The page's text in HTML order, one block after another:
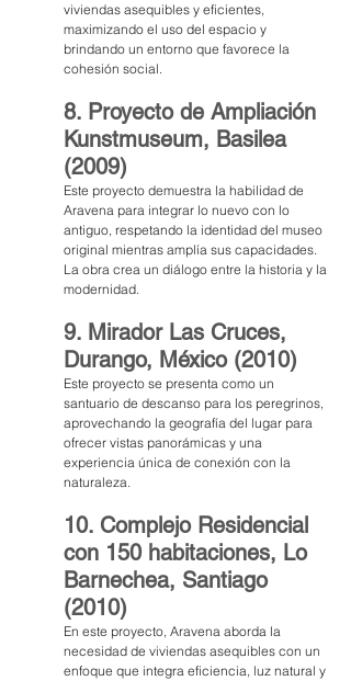
viviendas asequibles y eficientes,
maximizando el uso del espacio y
brindando un entorno que favorece la
cohesión social.
8. Proyecto de Ampliación
Kunstmuseum, Basilea
(2009)
Este proyecto demuestra la habilidad de
Aravena para integrar lo nuevo con lo
antiguo, respetando la identidad del museo
original mientras amplía sus capacidades.
La obra crea un diálogo entre la historia y la
modernidad.
9. Mirador Las Cruces,
Durango, México (2010)
Este proyecto se presenta como un
santuario de descanso para los peregrinos,
aprovechando la geografía del lugar para
ofrecer vistas panorámicas y una
experiencia única de conexión con la
naturaleza.
10. Complejo Residencial
con 150 habitaciones, Lo
Barnechea, Santiago
(2010)
En este proyecto, Aravena aborda la
necesidad de viviendas asequibles con un
enfoque que integra eficiencia, luz natural y